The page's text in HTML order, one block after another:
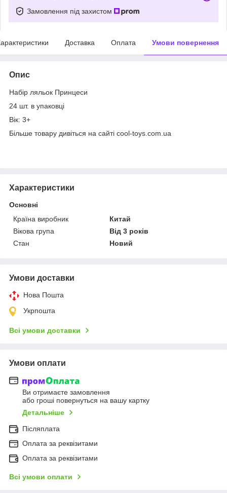
Замовлення під захистом
Доставка Оплата Умови повернення
Опис
Набір ляльок Принцеси
24 шт. в упаковці
Вік: 3+
Більше товару дивіться на сайті cool-toys.com.ua
Характеристики
Основні
Країна виробник
Китай
Вікова група
Від 3 років
Стан
Новий
Умови доставки
Нова Пошта
Укрпошта
Всі умови доставки
Умови оплати
Ви отримаєте замовлення
або гроші повернуться на вашу картку
Детальніше
Післяплата
Оплата за реквізитами
Оплата за реквізитами
Всі умови оплати